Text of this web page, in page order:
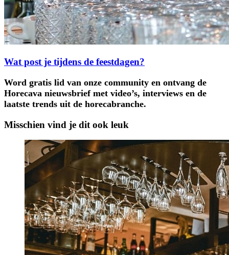
Wat post je tijdens de feestdagen?
Word gratis lid van onze community en ontvang de
Horecava nieuwsbrief met video’s, interviews en de
laatste trends uit de horecabranche.
Misschien vind je dit ook leuk